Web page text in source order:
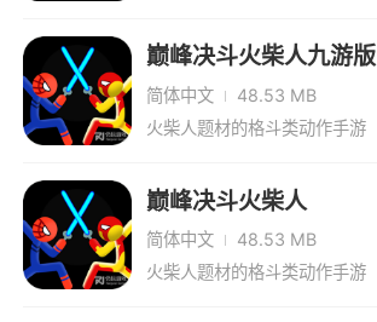
巅峰决斗火柴人九游版
简体中文
48.53 MB
火柴人题材的格斗类动作手游
巅峰决斗火柴人
简体中文
48.53 MB
火柴人题材的格斗类动作手游